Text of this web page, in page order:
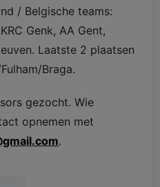
/ Belgische teams:
Genk, AA Gent,
Laatste 2 plaatsen
Braga.
gezocht. Wie
opnemen met
.